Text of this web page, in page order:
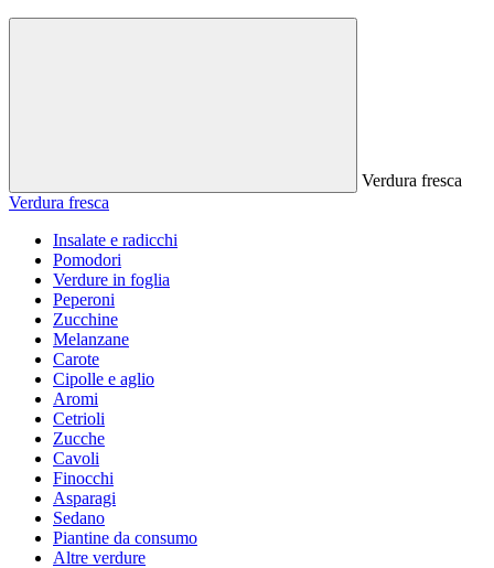
Verdura fresca
Verdura fresca
Insalate e radicchi
Pomodori
Verdure in foglia
Peperoni
Zucchine
Melanzane
Carote
Cipolle e aglio
Aromi
Cetrioli
Zucche
Cavoli
Finocchi
Asparagi
Sedano
Piantine da consumo
Altre verdure